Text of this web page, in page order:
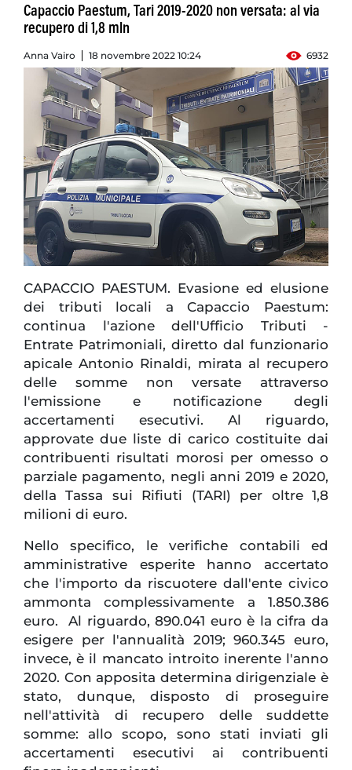
Capaccio Paestum, Tari 2019-2020 non versata: al via
recupero di 1,8 mln
Anna Vairo 18 novembre 2022 10:24 6932
CAPACCIO PAESTUM. Evasione ed elusione
dei tributi locali a Capaccio Paestum:
continua l'azione dell'Ufficio Tributi -
Entrate Patrimoniali, diretto dal funzionario
apicale Antonio Rinaldi, mirata al recupero
delle somme non versate attraverso
l'emissione e notificazione degli
accertamenti esecutivi. Al riguardo,
approvate due liste di carico costituite dai
contribuenti risultati morosi per omesso o
parziale pagamento, negli anni 2019 e 2020,
della Tassa sui Rifiuti (TARI) per oltre 1,8
milioni di euro.
Nello specifico, le verifiche contabili ed
amministrative esperite hanno accertato
che l'importo da riscuotere dall'ente civico
ammonta complessivamente a 1.850.386
euro. Al riguardo, 890.041 euro è la cifra da
esigere per l'annualità 2019; 960.345 euro,
invece, è il mancato introito inerente l'anno
2020. Con apposita determina dirigenziale è
stato, dunque, disposto di proseguire
nell'attività di recupero delle suddette
somme: allo scopo, sono stati inviati gli
accertamenti esecutivi ai contribuenti